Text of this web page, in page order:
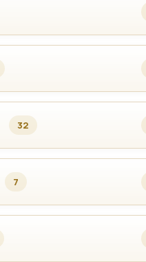
32
7